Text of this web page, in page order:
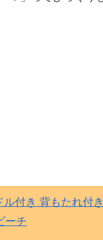
付き 背もたれ付
ーチ